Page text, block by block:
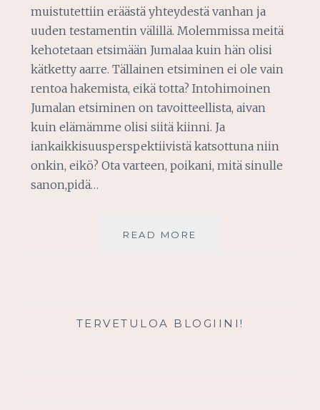
muistutettiin eräästä yhteydestä vanhan ja
uuden testamentin välillä. Molemmissa meitä
kehotetaan etsimään Jumalaa kuin hän olisi
kätketty aarre. Tällainen etsiminen ei ole vain
rentoa hakemista, eikä totta? Intohimoinen
Jumalan etsiminen on tavoitteellista, aivan
kuin elämämme olisi siitä kiinni. Ja
iankaikkisuusperspektiivistä katsottuna niin
onkin, eikö? Ota varteen, poikani, mitä sinulle
sanon,pidä…
READ MORE
TERVETULOA BLOGIINI!